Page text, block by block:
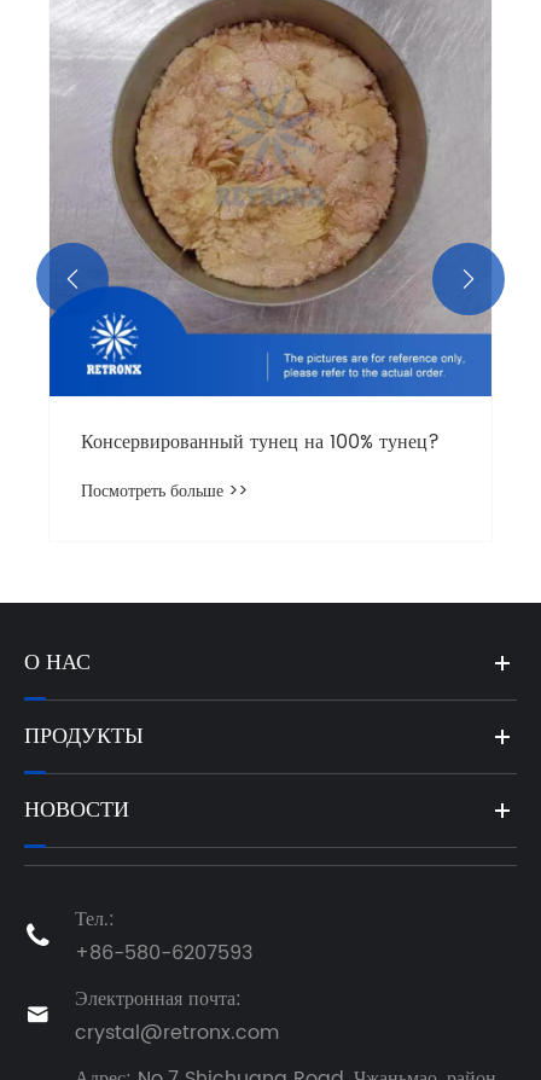
Что такое черный материал в
консервированном тунте?
Посмотреть больше >>
 
О НАС
ПРОДУКТЫ
НОВОСТИ

Тел.:
+86-580-6207593

Электронная почта:
crystal@retronx.com